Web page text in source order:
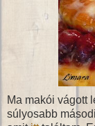
Ma makói vágott
súlyosabb